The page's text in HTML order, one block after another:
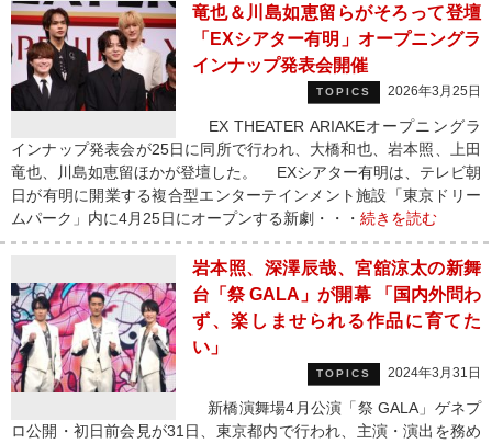
竜也＆川島如恵留らがそろって登壇
「EXシアター有明」オープニングラ
インナップ発表会開催
TOPICS 2026年3月25日
EX THEATER ARIAKEオープニングラ
インナップ発表会が25日に同所で行われ、大橋和也、岩本照、上田
竜也、川島如恵留ほかが登壇した。 EXシアター有明は、テレビ朝
日が有明に開業する複合型エンターテインメント施設「東京ドリー
ムパーク」内に4月25日にオープンする新劇・・・ 続きを読む
岩本照、深澤辰哉、宮舘涼太の新舞
台「祭 GALA」が開幕 「国内外問わ
ず、楽しませられる作品に育てた
い」
TOPICS 2024年3月31日
新橋演舞場4月公演「祭 GALA」ゲネプ
ロ公開・初日前会見が31日、東京都内で行われ、主演・演出を務め